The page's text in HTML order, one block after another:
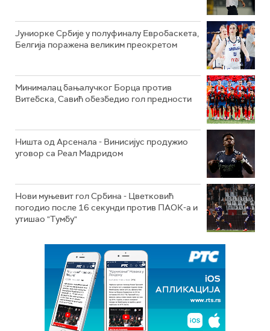
Јуниорке Србије у полуфиналу Евробаскета,
Белгија поражена великим преокретом
Минималац бањалучког Борца против
Витебска, Савић обезбедио гол предности
Ништа од Арсенала - Винисијус продужио
уговор са Реал Мадридом
Нови муњевит гол Србина - Цветковић
погодио после 16 секунди против ПАОК-а и
утишао "Тумбу"